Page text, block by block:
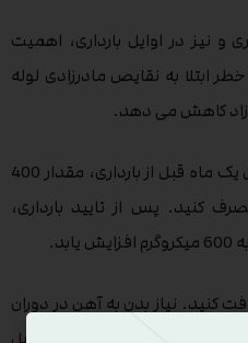
و نیز در اوایل بارداری، اهمیت
ابتلا به نقایص مادرزادی لوله
کاهش می دهد.
در حالت ایده آل، شما باید حداقل یک ماه قبل از بارداری، مقدار 400
کنید. پس از تایید بارداری،
کنید. نیاز بدن به آهن در دوران